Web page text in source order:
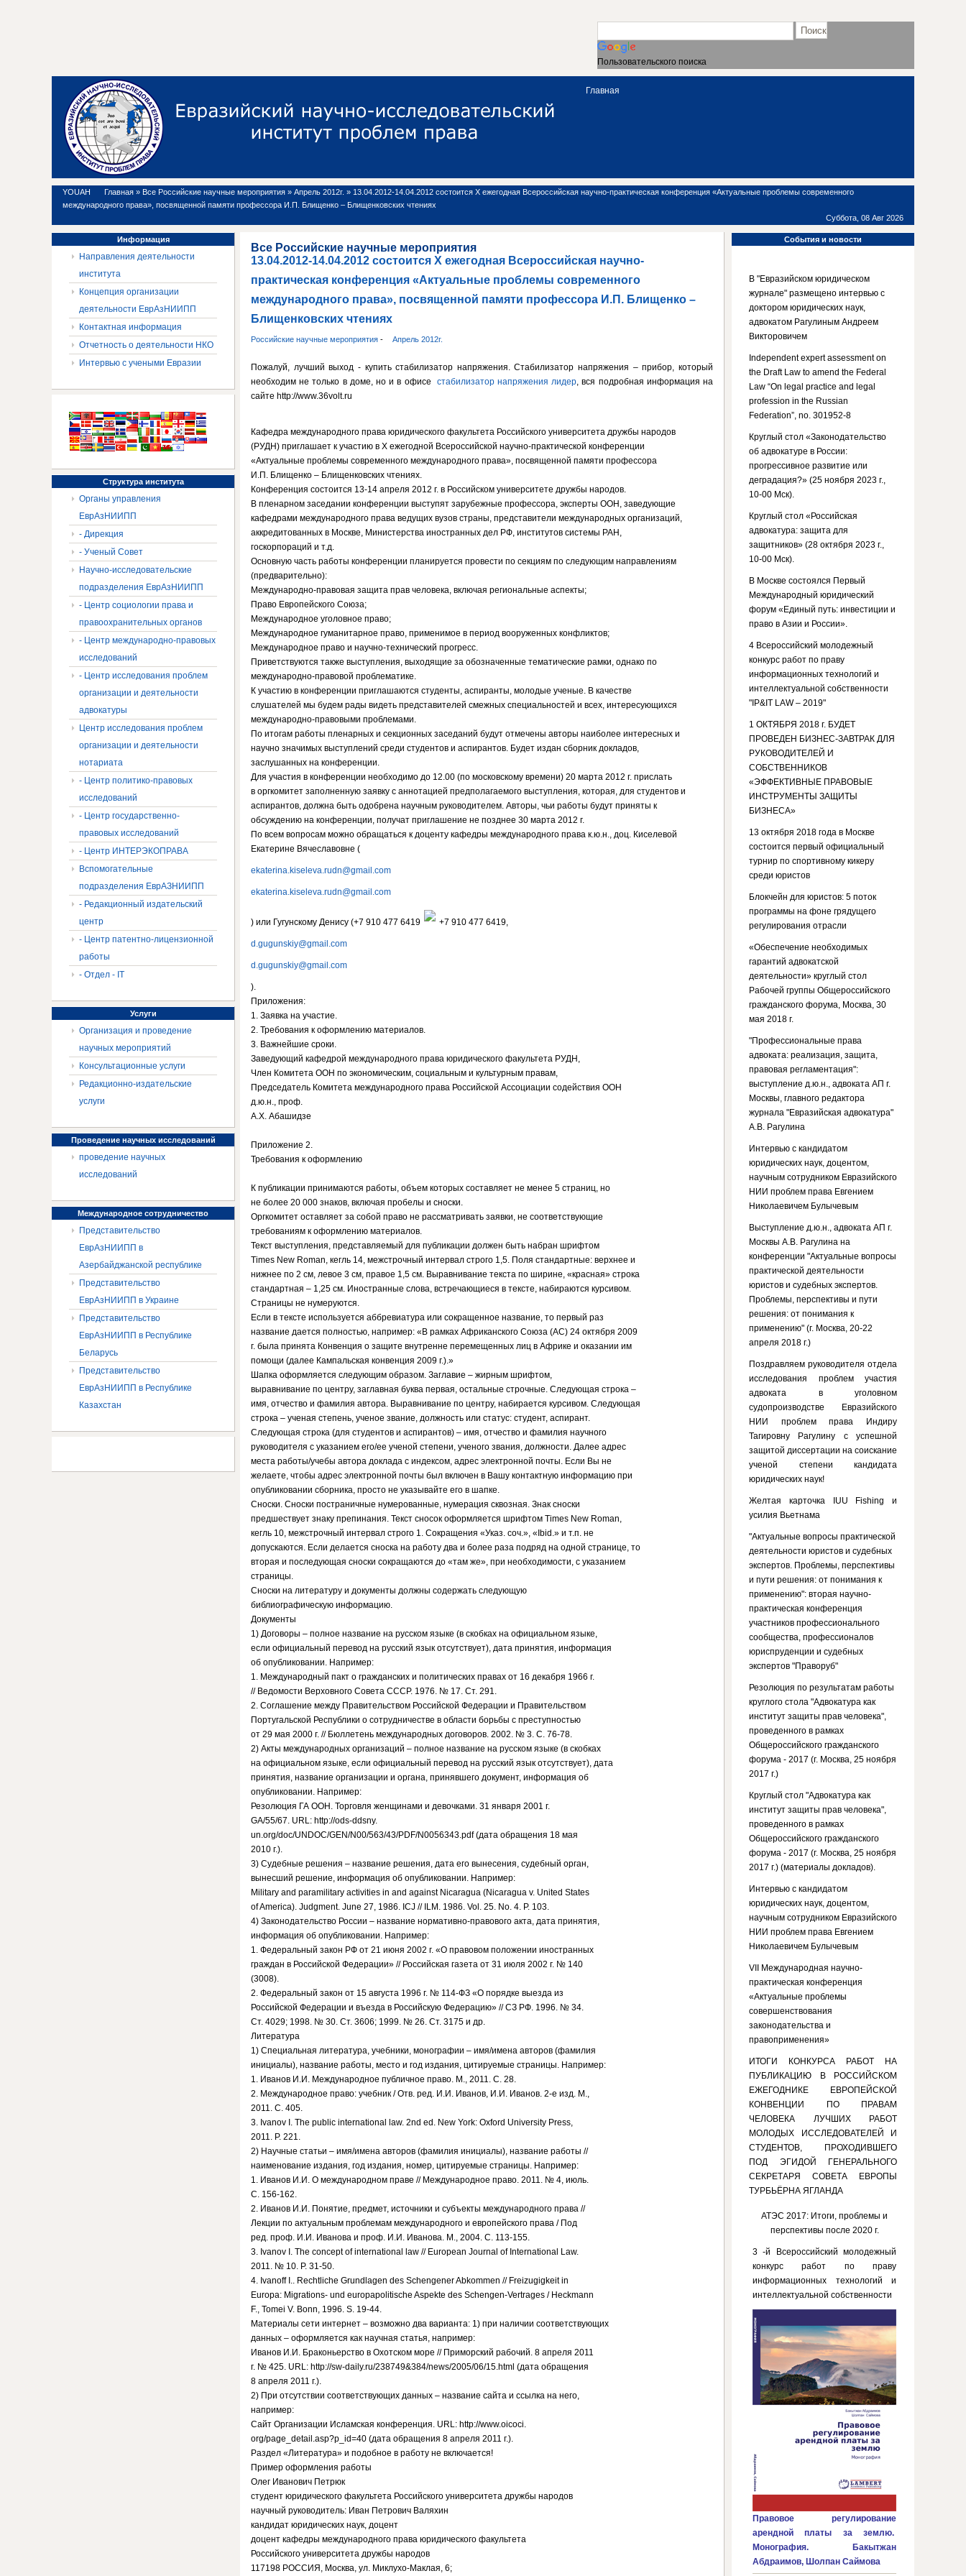
Пользовательского поиска
Главная
YOUAH Главная » Все Российские научные мероприятия » Апрель 2012г. » 13.04.2012-14.04.2012 состоится X ежегодная Всероссийская научно-практическая конференция «Актуальные проблемы современного
международного права», посвященной памяти профессора И.П. Блищенко – Блищенковских чтениях
Суббота, 08 Авг 2026
Все Российские научные мероприятия
13.04.2012-14.04.2012 состоится X ежегодная Всероссийская научно-
практическая конференция «Актуальные проблемы современного
международного права», посвященной памяти профессора И.П. Блищенко –
Блищенковских чтениях
Российские научные мероприятия- Апрель 2012г.
Пожалуй, лучший выход - купить стабилизатор напряжения. Стабилизатор напряжения – прибор, который
необходим не только в доме, но и в офисе стабилизатор напряжения лидер, вся подробная информация на
сайте http://www.36volt.ru
Кафедра международного права юридического факультета Российского университета дружбы народов
(РУДН) приглашает к участию в X ежегодной Всероссийской научно-практической конференции
«Актуальные проблемы современного международного права», посвященной памяти профессора
И.П. Блищенко – Блищенковских чтениях.
Конференция состоится 13-14 апреля 2012 г. в Российском университете дружбы народов.
В пленарном заседании конференции выступят зарубежные профессора, эксперты ООН, заведующие
кафедрами международного права ведущих вузов страны, представители международных организаций,
аккредитованных в Москве, Министерства иностранных дел РФ, институтов системы РАН,
госкорпораций и т.д.
Основную часть работы конференции планируется провести по секциям по следующим направлениям
(предварительно):
Международно-правовая защита прав человека, включая региональные аспекты;
Право Европейского Союза;
Международное уголовное право;
Международное гуманитарное право, применимое в период вооруженных конфликтов;
Международное право и научно-технический прогресс.
Приветствуются также выступления, выходящие за обозначенные тематические рамки, однако по
международно-правовой проблематике.
К участию в конференции приглашаются студенты, аспиранты, молодые ученые. В качестве
слушателей мы будем рады видеть представителей смежных специальностей и всех, интересующихся
международно-правовыми проблемами.
По итогам работы пленарных и секционных заседаний будут отмечены авторы наиболее интересных и
научно значимых выступлений среди студентов и аспирантов. Будет издан сборник докладов,
заслушанных на конференции.
Для участия в конференции необходимо до 12.00 (по московскому времени) 20 марта 2012 г. прислать
в оргкомитет заполненную заявку с аннотацией предполагаемого выступления, которая, для студентов и
аспирантов, должна быть одобрена научным руководителем. Авторы, чьи работы будут приняты к
обсуждению на конференции, получат приглашение не позднее 30 марта 2012 г.
По всем вопросам можно обращаться к доценту кафедры международного права к.ю.н., доц. Киселевой
Екатерине Вячеславовне (
ekaterina.kiseleva.rudn@gmail.com
ekaterina.kiseleva.rudn@gmail.com
) или Гугунскому Денису (+7 910 477 6419 +7 910 477 6419,
d.gugunskiy@gmail.com
d.gugunskiy@gmail.com
).
Приложения:
1. Заявка на участие.
2. Требования к оформлению материалов.
3. Важнейшие сроки.
Заведующий кафедрой международного права юридического факультета РУДН,
Член Комитета ООН по экономическим, социальным и культурным правам,
Председатель Комитета международного права Российской Ассоциации содействия ООН
д.ю.н., проф.
А.Х. Абашидзе
Приложение 2.
Требования к оформлению
К публикации принимаются работы, объем которых составляет не менее 5 страниц, но
не более 20 000 знаков, включая пробелы и сноски.
Оргкомитет оставляет за собой право не рассматривать заявки, не соответствующие
требованиям к оформлению материалов.
Текст выступления, представляемый для публикации должен быть набран шрифтом
Times New Roman, кегль 14, межстрочный интервал строго 1,5. Поля стандартные: верхнее и
нижнее по 2 см, левое 3 см, правое 1,5 см. Выравнивание текста по ширине, «красная» строка
стандартная – 1,25 см. Иностранные слова, встречающиеся в тексте, набираются курсивом.
Страницы не нумеруются.
Если в тексте используется аббревиатура или сокращенное название, то первый раз
название дается полностью, например: «В рамках Африканского Союза (АС) 24 октября 2009
г. была принята Конвенция о защите внутренне перемещенных лиц в Африке и оказании им
помощи (далее Кампальская конвенция 2009 г.).»
Шапка оформляется следующим образом. Заглавие – жирным шрифтом,
выравнивание по центру, заглавная буква первая, остальные строчные. Следующая строка –
имя, отчество и фамилия автора. Выравнивание по центру, набирается курсивом. Следующая
строка – ученая степень, ученое звание, должность или статус: студент, аспирант.
Следующая строка (для студентов и аспирантов) – имя, отчество и фамилия научного
руководителя с указанием его/ее ученой степени, ученого звания, должности. Далее адрес
места работы/учебы автора доклада с индексом, адрес электронной почты. Если Вы не
желаете, чтобы адрес электронной почты был включен в Вашу контактную информацию при
опубликовании сборника, просто не указывайте его в шапке.
Сноски. Сноски постраничные нумерованные, нумерация сквозная. Знак сноски
предшествует знаку препинания. Текст сносок оформляется шрифтом Times New Roman,
кегль 10, межстрочный интервал строго 1. Сокращения «Указ. соч.», «Ibid.» и т.п. не
допускаются. Если делается сноска на работу два и более раза подряд на одной странице, то
вторая и последующая сноски сокращаются до «там же», при необходимости, с указанием
страницы.
Сноски на литературу и документы должны содержать следующую
библиографическую информацию.
Документы
1) Договоры – полное название на русском языке (в скобках на официальном языке,
если официальный перевод на русский язык отсутствует), дата принятия, информация
об опубликовании. Например:
1. Международный пакт о гражданских и политических правах от 16 декабря 1966 г.
// Ведомости Верховного Совета СССР. 1976. № 17. Ст. 291.
2. Соглашение между Правительством Российской Федерации и Правительством
Португальской Республики о сотрудничестве в области борьбы с преступностью
от 29 мая 2000 г. // Бюллетень международных договоров. 2002. № 3. С. 76-78.
2) Акты международных организаций – полное название на русском языке (в скобках
на официальном языке, если официальный перевод на русский язык отсутствует), дата
принятия, название организации и органа, принявшего документ, информация об
опубликовании. Например:
Резолюция ГА ООН. Торговля женщинами и девочками. 31 января 2001 г.
GA/55/67. URL: http://ods-ddsny.
un.org/doc/UNDOC/GEN/N00/563/43/PDF/N0056343.pdf (дата обращения 18 мая
2010 г.).
3) Судебные решения – название решения, дата его вынесения, судебный орган,
вынесший решение, информация об опубликовании. Например:
Military and paramilitary activities in and against Nicaragua (Nicaragua v. United States
of America). Judgment. June 27, 1986. ICJ // ILM. 1986. Vol. 25. No. 4. P. 103.
4) Законодательство России – название нормативно-правового акта, дата принятия,
информация об опубликовании. Например:
1. Федеральный закон РФ от 21 июня 2002 г. «О правовом положении иностранных
граждан в Российской Федерации» // Российская газета от 31 июля 2002 г. № 140
(3008).
2. Федеральный закон от 15 августа 1996 г. № 114-ФЗ «О порядке выезда из
Российской Федерации и въезда в Российскую Федерацию» // СЗ РФ. 1996. № 34.
Ст. 4029; 1998. № 30. Ст. 3606; 1999. № 26. Ст. 3175 и др.
Литература
1) Специальная литература, учебники, монографии – имя/имена авторов (фамилия
инициалы), название работы, место и год издания, цитируемые страницы. Например:
1. Иванов И.И. Международное публичное право. М., 2011. С. 28.
2. Международное право: учебник / Отв. ред. И.И. Иванов, И.И. Иванов. 2-е изд. М.,
2011. С. 405.
3. Ivanov I. The public international law. 2nd ed. New York: Oxford University Press,
2011. Р. 221.
2) Научные статьи – имя/имена авторов (фамилия инициалы), название работы //
наименование издания, год издания, номер, цитируемые страницы. Например:
1. Иванов И.И. О международном праве // Международное право. 2011. № 4, июль.
С. 156-162.
2. Иванов И.И. Понятие, предмет, источники и субъекты международного права //
Лекции по актуальным проблемам международного и европейского права / Под
ред. проф. И.И. Иванова и проф. И.И. Иванова. М., 2004. С. 113-155.
3. Ivanov I. The concept of international law // European Journal of International Law.
2011. № 10. Р. 31-50.
4. Ivanoff I.. Rechtliche Grundlagen des Schengener Abkommen // Freizugigkeit in
Europa: Migrations- und europapolitische Aspekte des Schengen-Vertrages / Heckmann
F., Tomei V. Bonn, 1996. S. 19-44.
Материалы сети интернет – возможно два варианта: 1) при наличии соответствующих
данных – оформляется как научная статья, например:
Иванов И.И. Браконьерство в Охотском море // Приморский рабочий. 8 апреля 2011
г. № 425. URL: http://sw-daily.ru/238749&384/news/2005/06/15.html (дата обращения
8 апреля 2011 г.).
2) При отсутствии соответствующих данных – название сайта и ссылка на него,
например:
Сайт Организации Исламская конференция. URL: http://www.oicoci.
org/page_detail.asp?p_id=40 (дата обращения 8 апреля 2011 г.).
Раздел «Литература» и подобное в работу не включается!
Пример оформления работы
Олег Иванович Петрюк
студент юридического факультета Российского университета дружбы народов
научный руководитель: Иван Петрович Валяхин
кандидат юридических наук, доцент
доцент кафедры международного права юридического факультета
Российского университета дружбы народов
117198 РОССИЯ, Москва, ул. Миклухо-Маклая, 6;
Информация
Направления деятельности
института
Концепция организации
деятельности ЕврАзНИИПП
Контактная информация
Отчетность о деятельности НКО
Интервью с учеными Евразии
Структураинститута
Органы управления
ЕврАзНИИПП
- Дирекция
- Ученый Совет
Научно-исследовательские
подразделения ЕврАзНИИПП
- Центр социологии права и
правоохранительных органов
- Центр международно-правовых
исследований
- Центр исследования проблем
организации и деятельности
адвокатуры
Центр исследования проблем
организации и деятельности
нотариата
- Центр политико-правовых
исследований
- Центр государственно-
правовых исследований
- Центр ИНТЕРЭКОПРАВА
Вспомогательные
подразделения ЕврАЗНИИПП
- Редакционный издательский
центр
- Центр патентно-лицензионной
работы
- Отдел - IT
Услуги
Организация и проведение
научных мероприятий
Консультационные услуги
Редакционно-издательские
услуги
Проведениенаучных исследований
проведение научных
исследований
Международное сотрудничество
Представительство
ЕврАзНИИПП в
Азербайджанской республике
Представительство
ЕврАзНИИПП в Украине
Представительство
ЕврАзНИИПП в Республике
Беларусь
Представительство
ЕврАзНИИПП в Республике
Казахстан
События и новости
В "Евразийском юридическом
журнале" размещено интервью с
доктором юридических наук,
адвокатом Рагулиным Андреем
Викторовичем
Independent expert assessment on
the Draft Law to amend the Federal
Law “On legal practice and legal
profession in the Russian
Federation”, no. 301952-8
Круглый стол «Законодательство
об адвокатуре в России:
прогрессивное развитие или
деградация?» (25 ноября 2023 г.,
10-00 Мск).
Круглый стол «Российская
адвокатура: защита для
защитников» (28 октября 2023 г.,
10-00 Мск).
В Москве состоялся Первый
Международный юридический
форум «Единый путь: инвестиции и
право в Азии и России».
4 Всероссийский молодежный
конкурс работ по праву
информационных технологий и
интеллектуальной собственности
"IP&IT LAW – 2019"
1 ОКТЯБРЯ 2018 г. БУДЕТ
ПРОВЕДЕН БИЗНЕС-ЗАВТРАК ДЛЯ
РУКОВОДИТЕЛЕЙ И
СОБСТВЕННИКОВ
«ЭФФЕКТИВНЫЕ ПРАВОВЫЕ
ИНСТРУМЕНТЫ ЗАЩИТЫ
БИЗНЕСА»
13 октября 2018 года в Москве
состоится первый официальный
турнир по спортивному кикеру
среди юристов
Блокчейн для юристов: 5 поток
программы на фоне грядущего
регулирования отрасли
«Обеспечение необходимых
гарантий адвокатской
деятельности» круглый стол
Рабочей группы Общероссийского
гражданского форума, Москва, 30
мая 2018 г.
"Профессиональные права
адвоката: реализация, защита,
правовая регламентация":
выступление д.ю.н., адвоката АП г.
Москвы, главного редактора
журнала "Евразийская адвокатура"
А.В. Рагулина
Интервью с кандидатом
юридических наук, доцентом,
научным сотрудником Евразийского
НИИ проблем права Евгением
Николаевичем Булычевым
Выступление д.ю.н., адвоката АП г.
Москвы А.В. Рагулина на
конференции "Актуальные вопросы
практической деятельности
юристов и судебных экспертов.
Проблемы, перспективы и пути
решения: от понимания к
применению" (г. Москва, 20-22
апреля 2018 г.)
Поздравляем руководителя отдела
исследования проблем участия
адвоката в уголовном
судопроизводстве Евразийского
НИИ проблем права Индиру
Тагировну Рагулину с успешной
защитой диссертации на соискание
ученой степени кандидата
юридических наук!
Желтая карточка IUU Fishing и
усилия Вьетнама
"Актуальные вопросы практической
деятельности юристов и судебных
экспертов. Проблемы, перспективы
и пути решения: от понимания к
применению": вторая научно-
практическая конференция
участников профессионального
сообщества, профессионалов
юриспруденции и судебных
экспертов "Праворуб"
Резолюция по результатам работы
круглого стола "Адвокатура как
институт защиты прав человека",
проведенного в рамках
Общероссийского гражданского
форума - 2017 (г. Москва, 25 ноября
2017 г.)
Круглый стол "Адвокатура как
институт защиты прав человека",
проведенного в рамках
Общероссийского гражданского
форума - 2017 (г. Москва, 25 ноября
2017 г.) (материалы докладов).
Интервью с кандидатом
юридических наук, доцентом,
научным сотрудником Евразийского
НИИ проблем права Евгением
Николаевичем Булычевым
VII Международная научно-
практическая конференция
«Актуальные проблемы
совершенствования
законодательства и
правоприменения»
ИТОГИ КОНКУРСА РАБОТ НА
ПУБЛИКАЦИЮ В РОССИЙСКОМ
ЕЖЕГОДНИКЕ ЕВРОПЕЙСКОЙ
КОНВЕНЦИИ ПО ПРАВАМ
ЧЕЛОВЕКА ЛУЧШИХ РАБОТ
МОЛОДЫХ ИССЛЕДОВАТЕЛЕЙ И
СТУДЕНТОВ, ПРОХОДИВШЕГО
ПОД ЭГИДОЙ ГЕНЕРАЛЬНОГО
СЕКРЕТАРЯ СОВЕТА ЕВРОПЫ
ТУРБЬЁРНА ЯГЛАНДА
АТЭС 2017: Итоги, проблемы и
перспективы после 2020 г.
3 -й Всероссийский молодежный
конкурс работ по праву
информационных технологий и
интеллектуальной собственности
Правовое регулирование
арендной платы за землю.
Монография. Бакытжан
Абдраимов, Шолпан Саймова